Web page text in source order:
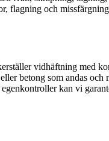
flagning och
vidhäftning med
betong som andas
kan vi